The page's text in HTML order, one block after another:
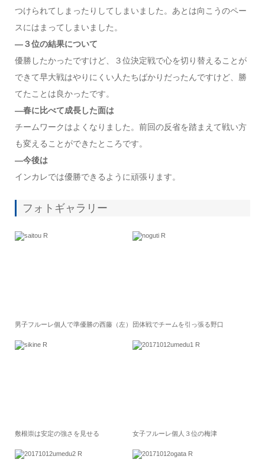
つけられてしまったりしてしまいました。あとは向こうのペー
スにはまってしまいました。
—３位の結果について
優勝したかったですけど、３位決定戦で心を切り替えることが
できて早大戦はやりにくい人たちばかりだったんですけど、勝
てたことは良かったです。
—春に比べて成長した面は
チームワークはよくなりました。前回の反省を踏まえて戦い方
も変えることができたところです。
—今後は
インカレでは優勝できるように頑張ります。
フォトギャラリー
男子フルーレ個人で準優勝の西藤（左） 団体戦でチームを引っ張る野口
敷根崇は安定の強さを見せる 女子フルーレ個人３位の梅津